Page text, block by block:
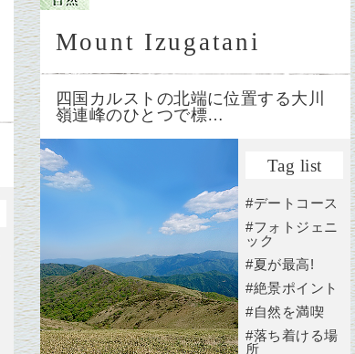
Mount Izugatani
四国カルストの北端に位置する大川
嶺連峰のひとつで標…
Tag list
#デートコース
#フォトジェニ
ック
#夏が最高!
#絶景ポイント
#自然を満喫
#落ち着ける場
所